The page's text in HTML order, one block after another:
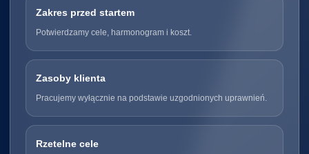
Zakres przed startem
Potwierdzamy cele, harmonogram i koszt.
Zasoby klienta
Pracujemy wyłącznie na podstawie uzgodnionych uprawnień.
Rzetelne cele